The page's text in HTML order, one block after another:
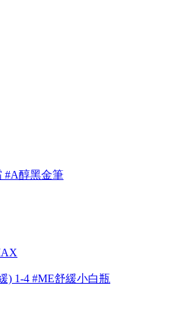
導購滿$2,000送100點LINE
非官方通路銷售之品牌商品的真實
#A醇黑金筆
) 1-4 #ME舒緩小白瓶